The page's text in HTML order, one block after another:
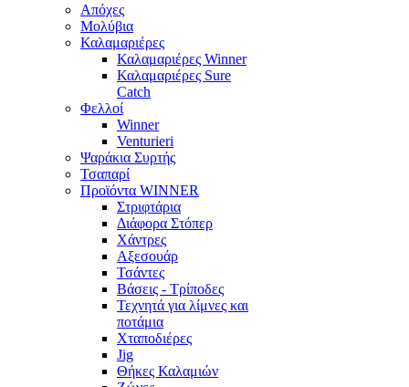
Απόχες
Μολύβια
Καλαμαριέρες
Καλαμαριέρες Winner
Καλαμαριέρες Sure
Catch
Φελλοί
Winner
Venturieri
Ψαράκια Συρτής
Τσαπαρί
Προϊόντα WINNER
Στριφτάρια
Διάφορα Στόπερ
Χάντρες
Αξεσουάρ
Τσάντες
Βάσεις - Τρίποδες
Τεχνητά για λίμνες και
ποτάμια
Χταποδιέρες
Jig
Θήκες Καλαμιών